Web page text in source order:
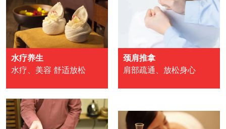
水疗养生
水疗、美容 舒适放松
颈肩推拿
肩部疏通、放松身心